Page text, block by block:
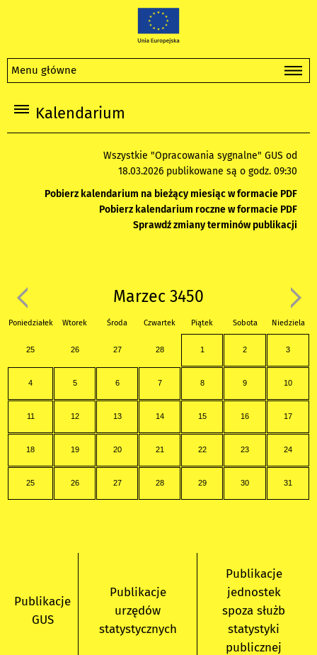
Menu główne
Kalendarium
Wszystkie "Opracowania sygnalne" GUS od
18.03.2026 publikowane są o godz. 09:30
Pobierz kalendarium na bieżący miesiąc w formacie PDF
Pobierz kalendarium roczne w formacie PDF
Sprawdź zmiany terminów publikacji
Marzec 3450
Poniedziałek Wtorek Środa Czwartek Piątek Sobota Niedziela
25 26 27 28 1 2 3
4 5 6 7 8 9 10
11 12 13 14 15 16 17
18 19 20 21 22 23 24
25 26 27 28 29 30 31
Publikacje
GUS
Publikacje
urzędów
statystycznych
Publikacje
jednostek
spoza służb
statystyki
publicznej